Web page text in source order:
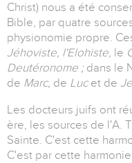
Christ) nous a été
Bible, par quatre
physionomie propre.
Jéhoviste, l'Elohiste, le
Deutéronome ; dans le
de Marc, de Lucet de
Les docteurs juifs ont
ère, les sources de l'A.
Sainte. C'est cette
C'est par cette